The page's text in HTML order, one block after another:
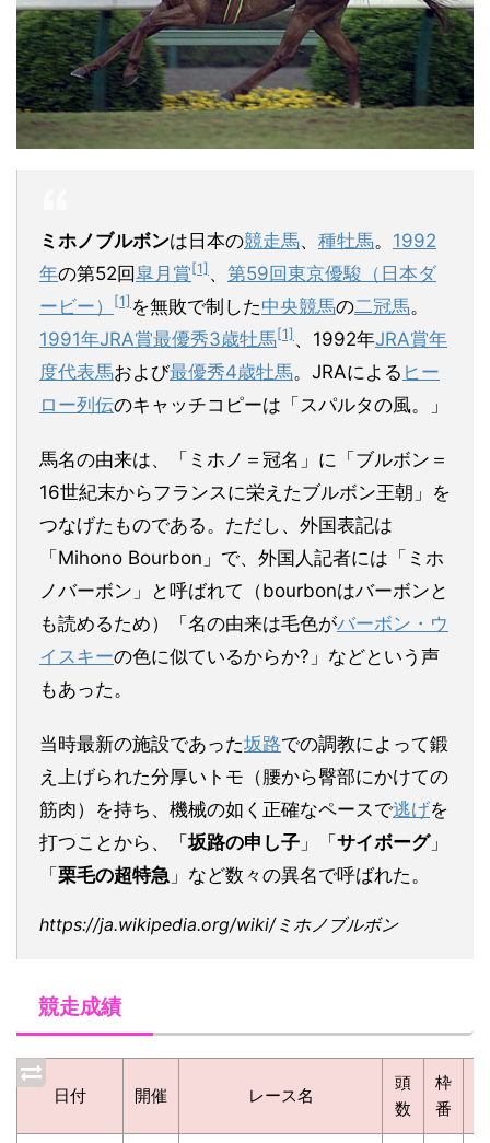
ミホノブルボンは日本の競走馬、 種牡馬。 1992
年の第52回皐月賞 [1] 、 第59回東京優駿（日本ダ
ービー）
[1] を無敗で制した中央競馬の二冠馬。
1991年JRA賞最優秀3歳牡馬 [1] 、1992年JRA賞年
度代表馬および最優秀4歳牡馬。JRAによる ヒー
ロー列伝のキャッチコピーは「スパルタの風。」
馬名の由来は、「ミホノ＝冠名」に「ブルボン＝
16世紀末からフランスに栄えたブルボン王朝」を
つなげたものである。ただし、外国表記は
「Mihono Bourbon」で、外国人記者には「ミホ
ノバーボン」と呼ばれて（bourbonはバーボンと
も読めるため）「名の由来は毛色がバーボン・ウ
イスキーの色に似ているからか?」などという声
もあった。
当時最新の施設であった坂路での調教によって鍛
え上げられた分厚いトモ（腰から臀部にかけての
筋肉）を持ち、機械の如く正確なペースで逃げを
打つことから、「 坂路の申し子 」「 サイボーグ」
「 栗毛の超特急 」など数々の異名で呼ばれた。
https://ja.wikipedia.org/wiki/ミホノブルボン
競走成績
日付 開催 レース名
頭
数
枠
番